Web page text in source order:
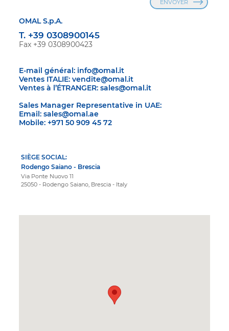
ENVOYER
OMAL S.p.A.
T. +39 0308900145
Fax +39 0308900423
E-mail général: info@omal.it
Ventes ITALIE:vendite@omal.it
Ventes à l’ÉTRANGER:sales@omal.it
Sales Manager Representative in UAE:
Email:sales@omal.ae
Mobile:+971 50 909 45 72
SIÈGE SOCIAL:
Rodengo Saiano - Brescia
Via Ponte Nuovo 11
25050 - Rodengo Saiano, Brescia - Italy